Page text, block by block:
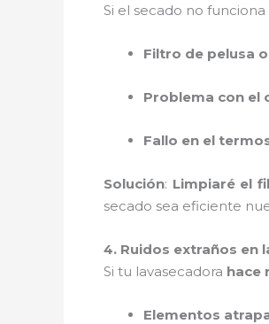
Si el secado no
Filtro de pelusa
Problema con el
Fallo en el
Solución: Limpiaré el
secado sea eficiente
4. Ruidos extraños en
Si tu lavasecadora hace
Elementos